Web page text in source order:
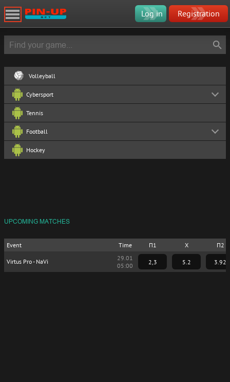
Log in Registration
Volleyball
Cybersport
Tennis
Football
Hockey
UPCOMING MATCHES
Event Time П1 X П2
Virtus Pro - NaVi
29.01
05:00
2,3 5.2 3.92